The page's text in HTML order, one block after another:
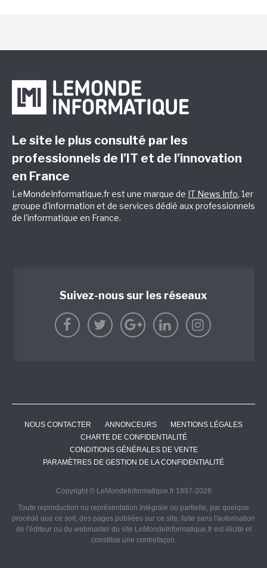
Le site le plus consulté par les
professionnels de l’IT et de l’innovation
en France
LeMondeInformatique.fr est une marque de IT News Info, 1er
groupe d'information et de services dédié aux professionnels
de l'informatique en France.
Suivez-nous sur les réseaux
NOUS CONTACTER ANNONCEURS
MENTIONS LÉGALES
CHARTE DE CONFIDENTIALITÉ
CONDITIONS GÉNÉRALES DE VENTE
PARAMÈTRES DE GESTION DE LA CONFIDENTIALITÉ
Copyright © LeMondeInformatique.fr 1997-2026
Toute reproduction ou représentation intégrale ou partielle, par quelque
procédé que ce soit, des pages publiées sur ce site, faite sans l'autorisation
de l'éditeur ou du webmaster du site LeMondeInformatique.fr est illicite et
constitue une contrefaçon.